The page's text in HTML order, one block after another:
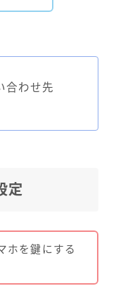
合わせ先
定
ホを鍵にする